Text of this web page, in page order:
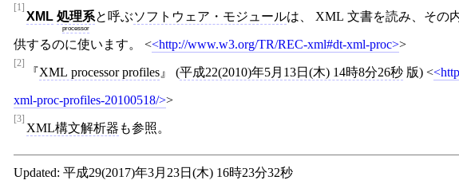
[1]
XML 処理系
processor
と呼ぶソフトウェア・モジュールは、 XML 文書を読み、その
供するのに使います。 < http://www.w3.org/TR/REC-xml#dt-xml-proc >
[2]
XML processor profiles (平成22(2010)年5月13日(木) 14時8分26秒 版) <
xml-proc-profiles-20100518/ >
[3]
XML構文解析器 も参照。
Updated: 平成29(2017)年3月23日(木) 16時23分32秒